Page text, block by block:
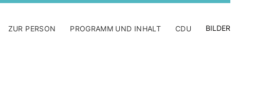
ZUR PERSON PROGRAMM UND INHALT CDU BILDER